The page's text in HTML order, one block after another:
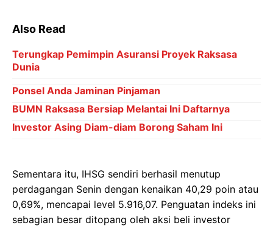
Also Read
Terungkap Pemimpin Asuransi Proyek Raksasa
Dunia
Ponsel Anda Jaminan Pinjaman
BUMN Raksasa Bersiap Melantai Ini Daftarnya
Investor Asing Diam-diam Borong Saham Ini
Sementara itu, IHSG sendiri berhasil menutup
perdagangan Senin dengan kenaikan 40,29 poin atau
0,69%, mencapai level 5.916,07. Penguatan indeks ini
sebagian besar ditopang oleh aksi beli investor